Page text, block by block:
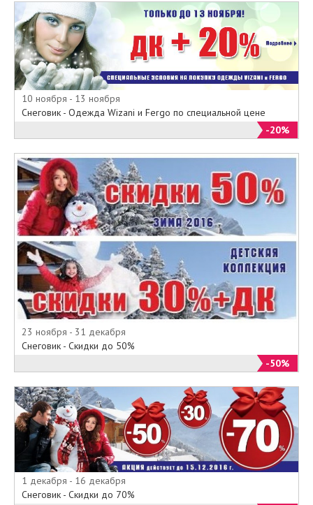
10 ноября - 13 ноября
Снеговик - Одежда Wizani и Fergo по специальной цене
-20%
23 ноября - 31 декабря
Снеговик - Скидки до 50%
-50%
1 декабря - 16 декабря
Снеговик - Скидки до 70%